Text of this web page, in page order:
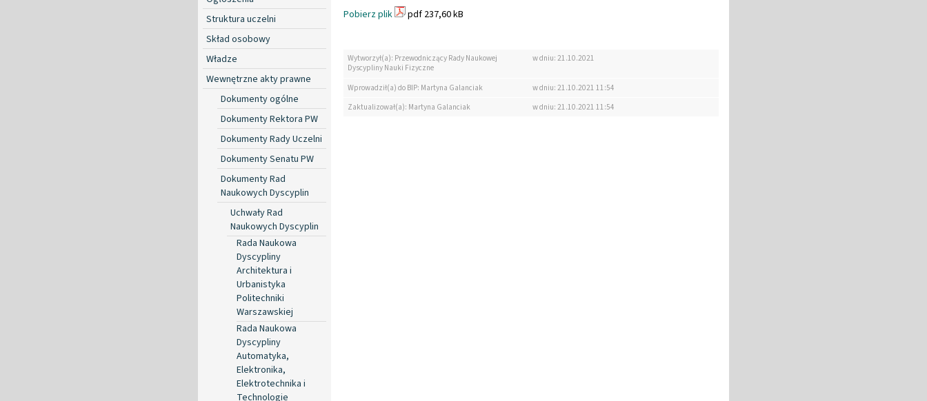
Struktura uczelni
Skład osobowy
Władze
Wewnętrzne akty prawne
Dokumenty ogólne
Dokumenty Rektora PW
Dokumenty Rady Uczelni
Dokumenty Senatu PW
Dokumenty Rad
Naukowych Dyscyplin
Uchwały Rad
Naukowych Dyscyplin
Rada Naukowa
Dyscypliny
Architektura i
Urbanistyka
Politechniki
Warszawskiej
Rada Naukowa
Dyscypliny
Automatyka,
Elektronika,
Elektrotechnika i
Technologie
Pobierz plik
pdf 237,60 kB
Wytworzył(a): Przewodniczący Rady Naukowej
Dyscypliny Nauki Fizyczne
w dniu: 21.10.2021
Wprowadził(a) do BIP: Martyna Galanciak
w dniu: 21.10.2021 11:54
Zaktualizował(a): Martyna Galanciak
w dniu: 21.10.2021 11:54